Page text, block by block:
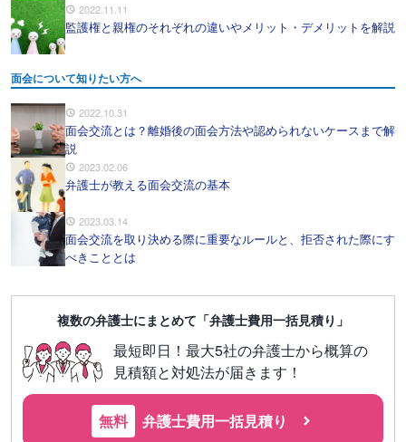
2022.11.11
監護権と親権のそれぞれの違いやメリット・デメリットを解説
面会について知りたい方へ
2022.10.31
面会交流とは？離婚後の面会方法や認められないケースまで解
説
2023.02.06
弁護士が教える面会交流の基本
2023.03.14
面会交流を取り決める際に重要なルールと、拒否された際にす
べきこととは
複数の弁護士にまとめて「弁護士費用一括見積り」
最短即日！最大5社の弁護士から概算の
見積額と対処法が届きます！
無料 弁護士費用一括見積り